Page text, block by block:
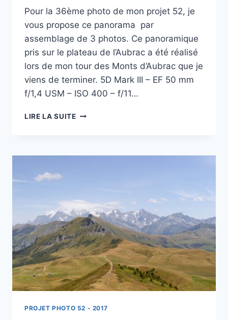
Pour la 36ème photo de mon projet 52, je
vous propose ce panorama par
assemblage de 3 photos. Ce panoramique
pris sur le plateau de l’Aubrac a été réalisé
lors de mon tour des Monts d’Aubrac que je
viens de terminer. 5D Mark III – EF 50 mm
f/1,4 USM – ISO 400 – f/11…
LIRE LA SUITEPROJET
#36
DE
L’AUBRAC
PROJET PHOTO 52 - 2017